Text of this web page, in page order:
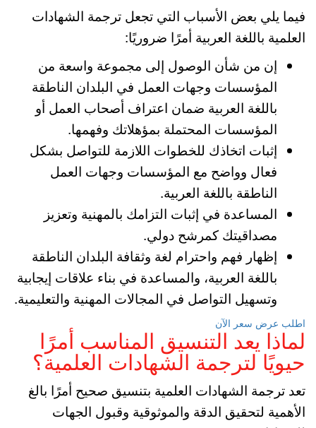
فيما يلي بعض الأسباب التي تجعل ترجمة الشهادات
العلمية باللغة العربية أمرًا ضروريًا:
إن من شأن الوصول إلى مجموعة واسعة من
المؤسسات وجهات العمل في البلدان الناطقة
باللغة العربية ضمان اعتراف أصحاب العمل أو
المؤسسات المحتملة بمؤهلاتك وفهمها.
إثبات اتخاذك للخطوات اللازمة للتواصل بشكل
فعال وواضح مع المؤسسات وجهات العمل
الناطقة باللغة العربية.
المساعدة في إثبات التزامك بالمهنية وتعزيز
مصداقيتك كمرشح دولي.
إظهار فهم واحترام لغة وثقافة البلدان الناطقة
باللغة العربية، والمساعدة في بناء علاقات إيجابية
وتسهيل التواصل في المجالات المهنية والتعليمية.
اطلب عرض سعر الآن
لماذا يعد التنسيق المناسب أمرًا
حيويًا لترجمة الشهادات العلمية؟
تعد ترجمة الشهادات العلمية بتنسيق صحيح أمرًا بالغ
الأهمية لتحقيق الدقة والموثوقية وقبول الجهات